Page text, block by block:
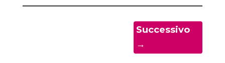
Successivo
→